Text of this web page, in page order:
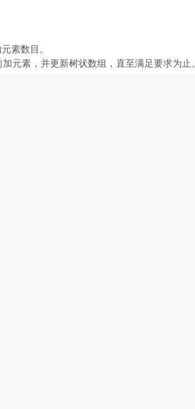
素数目。
元素，并更新树状数组，直至满足要求为止。